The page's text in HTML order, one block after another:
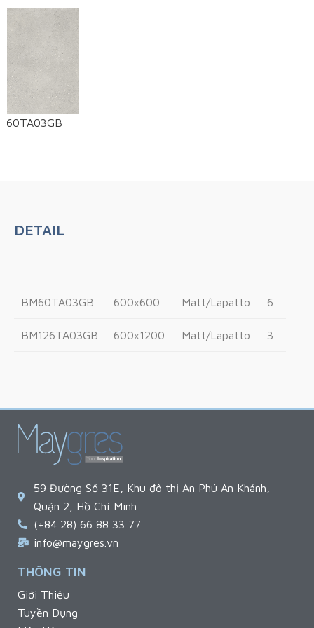
DETAIL
BM60TA03GB 600×600 Matt/Lapatto 6
BM126TA03GB 600×1200 Matt/Lapatto 3
59 Đường Số 31E, Khu đô thị An Phú An Khánh,
Quận 2, Hồ Chí Minh
(+84 28) 66 88 33 77
info@maygres.vn
THÔNG TIN
Giới Thiệu
Tuyền Dụng